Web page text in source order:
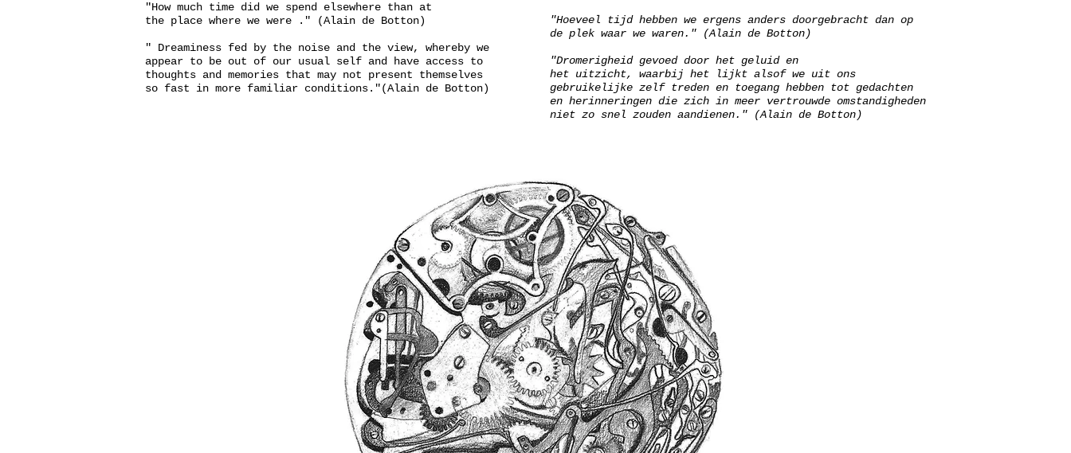
"How much time did we spend elsewhere than at
the place where we were ." (Alain de Botton)
" Dreaminess fed by the noise and the view, whereby we
appear to be out of our usual self and have access to
thoughts and memories that may not present themselves
so fast in more familiar conditions."(Alain de Botton)
"Hoeveel tijd hebben we ergens anders doorgebracht dan op
de plek waar we waren." (Alain de Botton)
"Dromerigheid gevoed door het geluid en
het uitzicht, waarbij het lijkt alsof we uit ons
gebruikelijke zelf treden en toegang hebben tot gedachten
en herinneringen die zich in meer vertrouwde omstandigheden
niet zo snel zouden aandienen." (Alain de Botton)